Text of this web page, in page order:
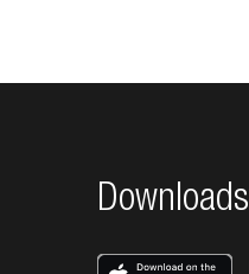
Downloads